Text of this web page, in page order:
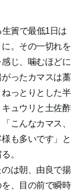
簀で最低1日は
。その一切れを
じ、噛むほどに
ったカマスは藁
っとりとした半
ュウリと土佐酢
こんなカマス、
も多いです」と
。
は朝、由良で揚
、目の前で瞬時